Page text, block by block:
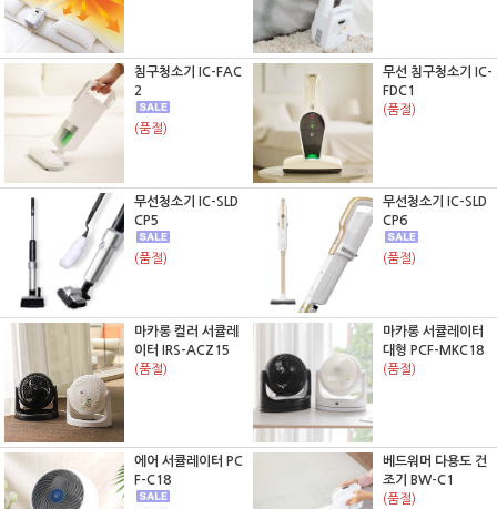
침구청소기 IC-FAC
2
(품절)
무선 침구청소기 IC-
FDC1
(품절)
무선청소기 IC-SLD
CP5
(품절)
무선청소기 IC-SLD
CP6
(품절)
마카롱 컬러 서큘레
이터 IRS-ACZ15
(품절)
마카롱 서큘레이터
대형 PCF-MKC18
(품절)
에어 서큘레이터 PC
F-C18
베드워머 다용도 건
조기 BW-C1
(품절)